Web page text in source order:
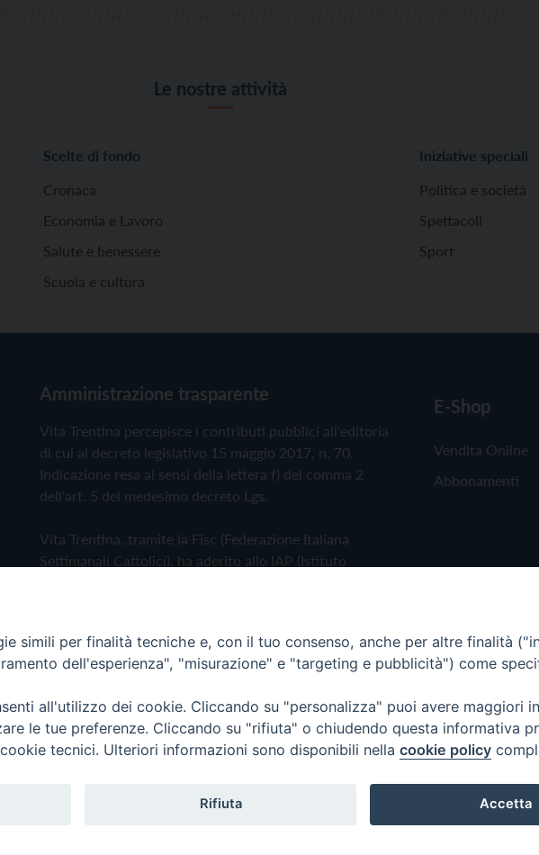
Le nostre attività
Scelte di fondo
Cronaca
Economia e Lavoro
Salute e benessere
Scuola e cultura
Iniziative speciali
Politica e società
Spettacoli
Sport
Amministrazione trasparente
Vita Trentina percepisce i contributi pubblici all'editoria
di cui al decreto legislativo 15 maggio 2017, n. 70.
Indicazione resa ai sensi della lettera f) del comma 2
dell'art. 5 del medesimo decreto Lgs.
Vita Trentina, tramite la Fisc (Federazione Italiana
Settimanali Cattolici), ha aderito allo IAP (Istituto
Privacy Policy Cookie Policy
E-Shop
Vendita Online
Abbonamenti
Trentina Editrice
simili per finalità tecniche e, con il tuo consenso, anche per altre finalità
dell'esperienza", "misurazione" e "targeting e pubblicità") come
all'utilizzo dei cookie. Cliccando su "personalizza" puoi avere maggiori
le tue preferenze. Cliccando su "rifiuta" o chiudendo questa informativa
tecnici. Ulteriori informazioni sono disponibili nella cookie policy
Rifiuta Accetta